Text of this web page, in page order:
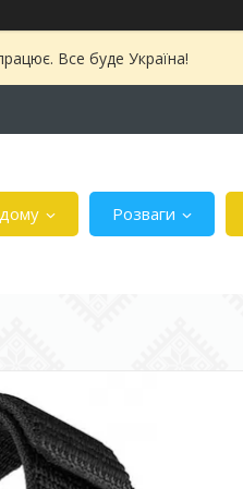
Все буде Україна!
Розваги